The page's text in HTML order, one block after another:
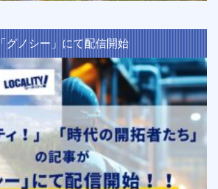
「グノシー」にて配信開始